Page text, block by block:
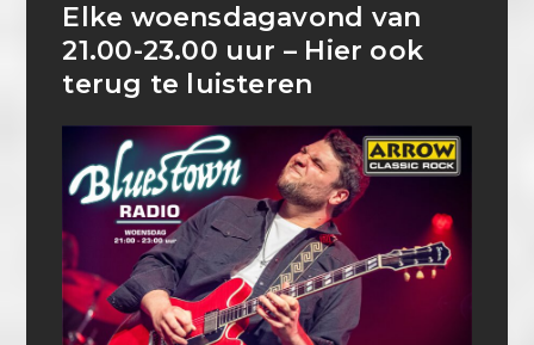
Elke woensdagavond van
21.00-23.00 uur – Hier ook
terug te luisteren